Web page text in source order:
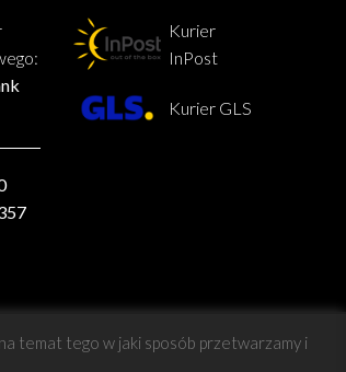
Kurier
InPost
Kurier GLS
temat tego w jaki sposób przetwarzamy i